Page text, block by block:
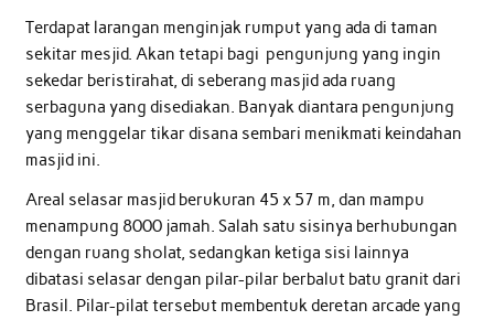
Terdapat larangan menginjak rumput yang ada di taman
sekitar mesjid. Akan tetapi bagi pengunjung yang ingin
sekedar beristirahat, di seberang masjid ada ruang
serbaguna yang disediakan. Banyak diantara pengunjung
yang menggelar tikar disana sembari menikmati keindahan
masjid ini.
Areal selasar masjid berukuran 45 x 57 m, dan mampu
menampung 8000 jamah. Salah satu sisinya berhubungan
dengan ruang sholat, sedangkan ketiga sisi lainnya
dibatasi selasar dengan pilar-pilar berbalut batu granit dari
Brasil. Pilar-pilat tersebut membentuk deretan arcade yang